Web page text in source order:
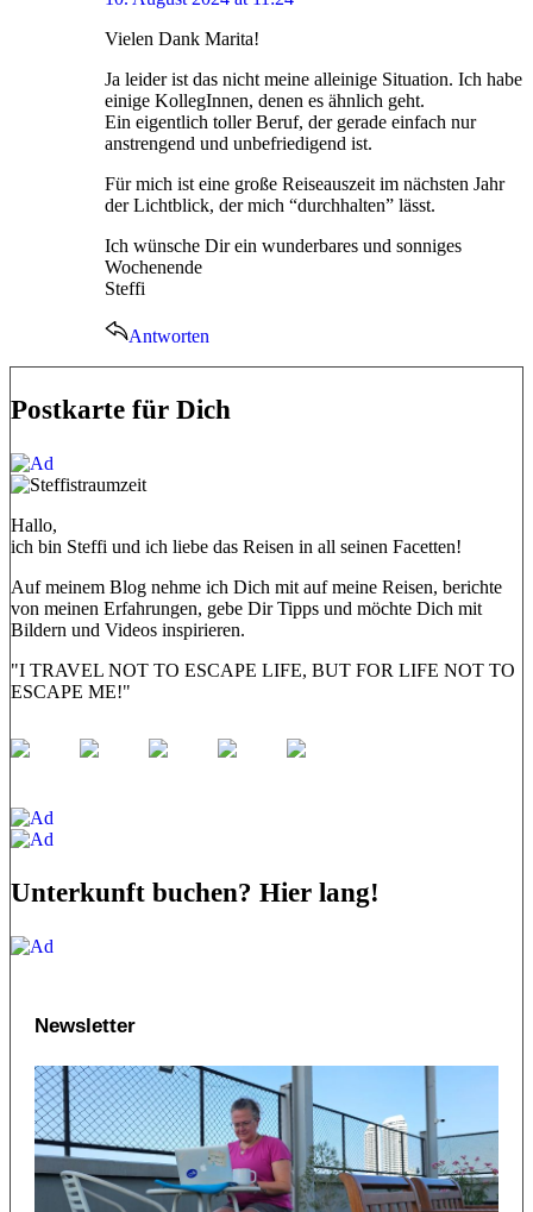
Vielen Dank Marita!
Ja leider ist das nicht meine alleinige Situation. Ich habe
einige KollegInnen, denen es ähnlich geht.
Ein eigentlich toller Beruf, der gerade einfach nur
anstrengend und unbefriedigend ist.
Für mich ist eine große Reiseauszeit im nächsten Jahr
der Lichtblick, der mich “durchhalten” lässt.
Ich wünsche Dir ein wunderbares und sonniges
Wochenende
Steffi
Antworten
Postkarte für Dich
Hallo,
ich bin Steffi und ich liebe das Reisen in all seinen Facetten!
Auf meinem Blog nehme ich Dich mit auf meine Reisen, berichte
von meinen Erfahrungen, gebe Dir Tipps und möchte Dich mit
Bildern und Videos inspirieren.
"I TRAVEL NOT TO ESCAPE LIFE, BUT FOR LIFE NOT TO
ESCAPE ME!"
Unterkunft buchen? Hier lang!
Newsletter